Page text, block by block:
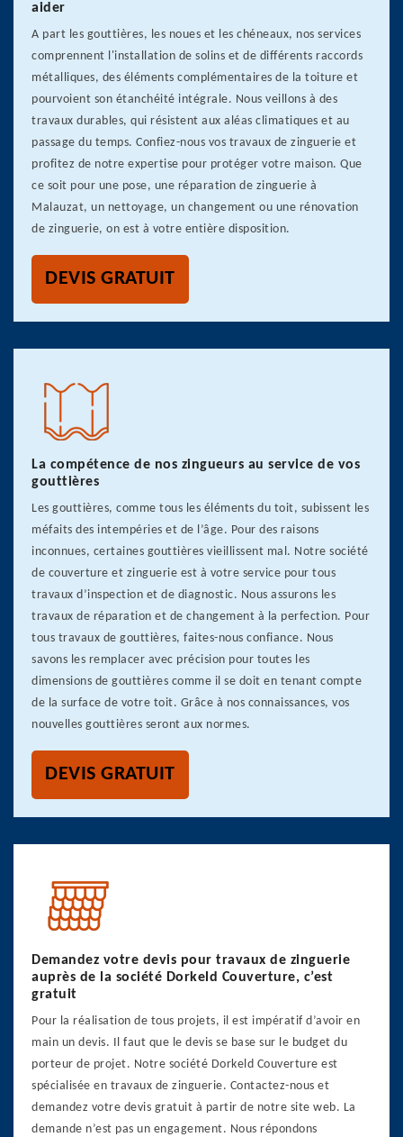
aider
A part les gouttières, les noues et les chéneaux, nos services
comprennent l'installation de solins et de différents raccords
métalliques, des éléments complémentaires de la toiture et
pourvoient son étanchéité intégrale. Nous veillons à des
travaux durables, qui résistent aux aléas climatiques et au
passage du temps. Confiez-nous vos travaux de zinguerie et
profitez de notre expertise pour protéger votre maison. Que
ce soit pour une pose, une réparation de zinguerie à
Malauzat, un nettoyage, un changement ou une rénovation
de zinguerie, on est à votre entière disposition.
DEVIS GRATUIT
La compétence de nos zingueurs au service de vos
gouttières
Les gouttières, comme tous les éléments du toit, subissent les
méfaits des intempéries et de l’âge. Pour des raisons
inconnues, certaines gouttières vieillissent mal. Notre société
de couverture et zinguerie est à votre service pour tous
travaux d’inspection et de diagnostic. Nous assurons les
travaux de réparation et de changement à la perfection. Pour
tous travaux de gouttières, faites-nous confiance. Nous
savons les remplacer avec précision pour toutes les
dimensions de gouttières comme il se doit en tenant compte
de la surface de votre toit. Grâce à nos connaissances, vos
nouvelles gouttières seront aux normes.
DEVIS GRATUIT
Demandez votre devis pour travaux de zinguerie
auprès de la société Dorkeld Couverture, c’est
gratuit
Pour la réalisation de tous projets, il est impératif d’avoir en
main un devis. Il faut que le devis se base sur le budget du
porteur de projet. Notre société Dorkeld Couverture est
spécialisée en travaux de zinguerie. Contactez-nous et
demandez votre devis gratuit à partir de notre site web. La
demande n’est pas un engagement. Nous répondons